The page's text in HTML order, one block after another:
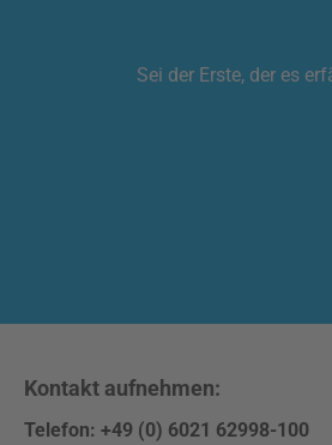
Sei der Erste, der es
Kontakt aufnehmen:
Telefon: +49 (0) 6021 62998-100